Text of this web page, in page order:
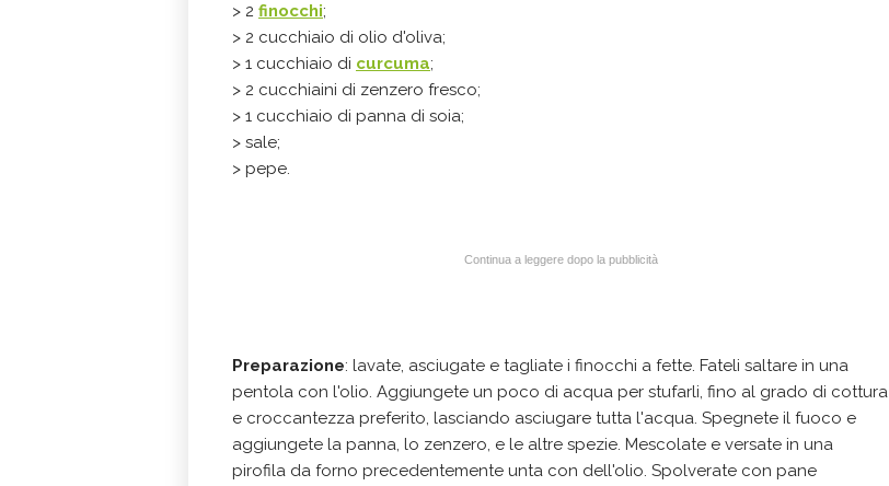
> 2 finocchi;
> 2 cucchiaio di olio d'oliva;
> 1 cucchiaio di curcuma;
> 2 cucchiaini di zenzero fresco;
> 1 cucchiaio di panna di soia;
> sale;
> pepe.
Continua a leggere dopo la pubblicità
Preparazione: lavate, asciugate e tagliate i finocchi a fette. Fateli saltare in una
pentola con l'olio. Aggiungete un poco di acqua per stufarli, fino al grado di cottura
e croccantezza preferito, lasciando asciugare tutta l'acqua. Spegnete il fuoco e
aggiungete la panna, lo zenzero, e le altre spezie. Mescolate e versate in una
pirofila da forno precedentemente unta con dell'olio. Spolverate con pane